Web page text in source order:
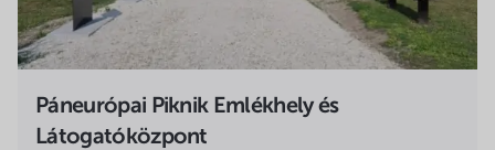
Páneurópai Piknik Emlékhely és
Látogatóközpont